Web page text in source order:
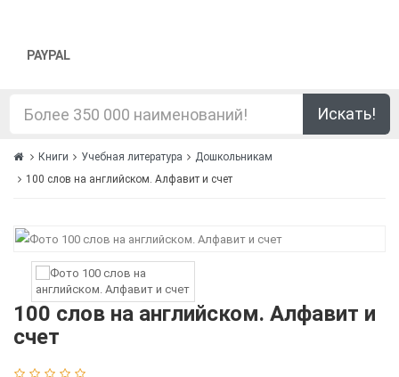
PAYPAL
Искать!
Книги Учебная литература
Дошкольникам
100 слов на английском. Алфавит и счет
100 слов на английском. Алфавит и
счет